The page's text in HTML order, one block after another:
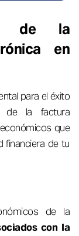
de la
en
para el éxito
de la factura
que
financiera de tu
de la
con la